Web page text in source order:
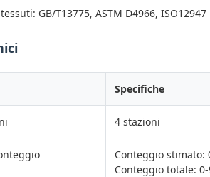
GB/T13775, ASTM D4966, ISO12947
Specifiche
4 stazioni
Conteggio stimato:
Conteggio totale: